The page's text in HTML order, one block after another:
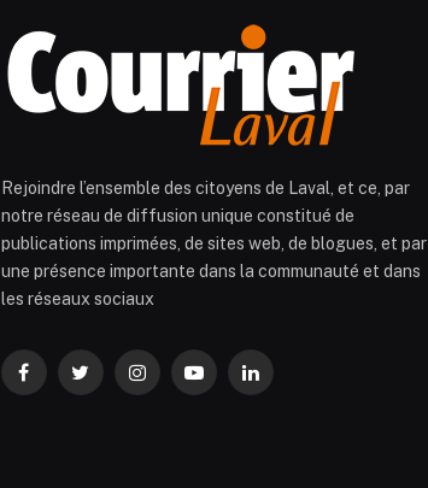
Rejoindre l’ensemble des citoyens de Laval, et ce, par
notre réseau de diffusion unique constitué de
publications imprimées, de sites web, de blogues, et par
une présence importante dans la communauté et dans
les réseaux sociaux
FacebookTwitterInstagramYouTubeLinkedIn